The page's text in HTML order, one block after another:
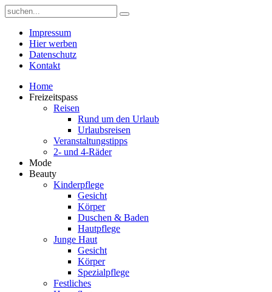
Impressum
Hier werben
Datenschutz
Kontakt
Home
Freizeitspass
Reisen
Rund um den Urlaub
Urlaubsreisen
Veranstaltungstipps
2- und 4-Räder
Mode
Beauty
Kinderpflege
Gesicht
Körper
Duschen & Baden
Hautpflege
Junge Haut
Gesicht
Körper
Spezialpflege
Festliches